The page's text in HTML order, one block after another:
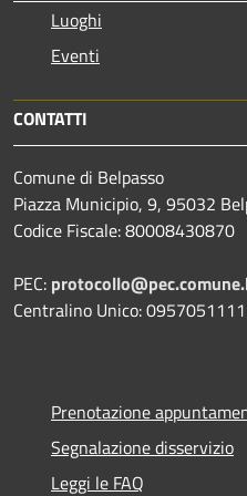
Luoghi
Eventi
CONTATTI
Comune di Belpasso
Piazza Municipio, 9, 95032
Codice Fiscale: 80008430870
PEC:
Centralino Unico: 0957051111
Prenotazione
Segnalazione disservizio
Leggi le FAQ